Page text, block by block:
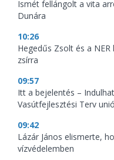
Ismét fellángolt a vita
Dunára
10:26
Hegedűs Zsolt és a
zsírra
09:57
Itt a bejelentés –
Vasútfejlesztési Terv
09:42
Lázár János elismerte,
vízvédelemben